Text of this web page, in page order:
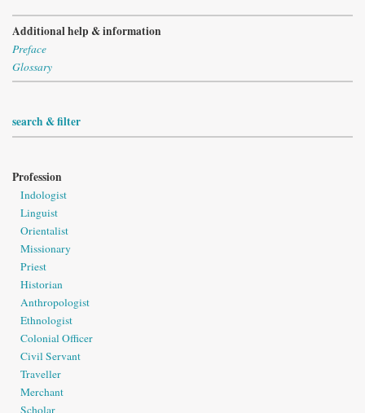
Additional help & information
Preface
Glossary
search & filter
Profession
Indologist
Linguist
Orientalist
Missionary
Priest
Historian
Anthropologist
Ethnologist
Colonial Officer
Civil Servant
Traveller
Merchant
Scholar